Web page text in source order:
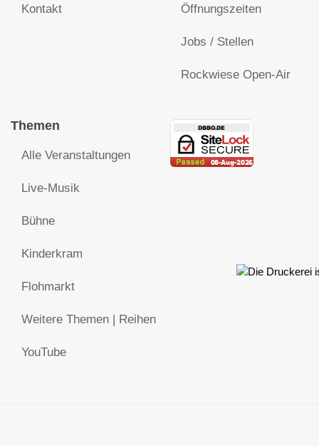
Kontakt Öffnungszeiten
Jobs / Stellen
Rockwiese Open-Air
Themen
Alle Veranstaltungen
Live-Musik
Bühne
Kinderkram
Flohmarkt
Weitere Themen | Reihen
YouTube